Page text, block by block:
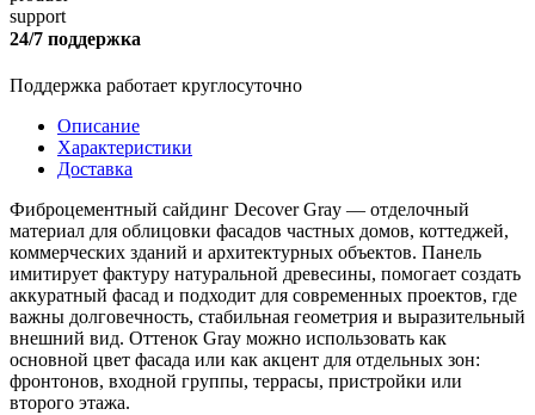
24/7 поддержка
Поддержка работает круглосуточно
Описание
Характеристики
Доставка
Фиброцементный сайдинг Decover Gray — отделочный
материал для облицовки фасадов частных домов, коттеджей,
коммерческих зданий и архитектурных объектов. Панель
имитирует фактуру натуральной древесины, помогает создать
аккуратный фасад и подходит для современных проектов, где
важны долговечность, стабильная геометрия и выразительный
внешний вид. Оттенок Gray можно использовать как
основной цвет фасада или как акцент для отдельных зон:
фронтонов, входной группы, террасы, пристройки или
второго этажа.